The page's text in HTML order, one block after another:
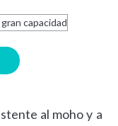
al moho y a